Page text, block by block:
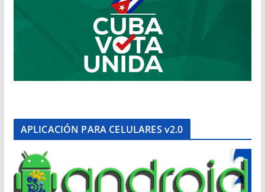
APLICACIÓN PARA CELULARES v2.0